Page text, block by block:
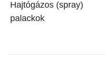
Hajtógázos (spray)
palackok